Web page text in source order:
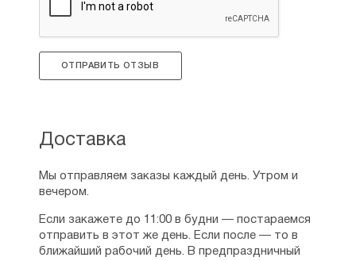
ОТПРАВИТЬ ОТЗЫВ
Доставка
Мы отправляем заказы каждый день. Утром и
вечером.
Если закажете до 11:00 в будни — постараемся
отправить в этот же день. Если после — то в
ближайший рабочий день. В предпраздничный